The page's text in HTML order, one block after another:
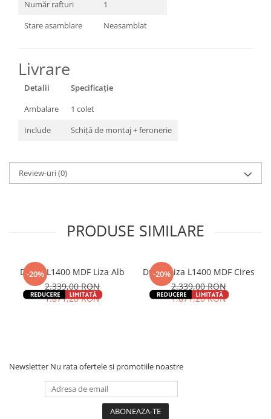
Număr rafturi
1
Stare asamblare
Neasamblat
Livrare
Detalii
Specificație
Ambalare
1 colet
Include
Schiță de montaj + feronerie
Review-uri(0)
PRODUSE SIMILARE
-20%
Dulap L1400 MDF Liza Alb
2.339,00 RON
1.871,20 RON
-20%
Dulap Liza L1400 MDF Cires
2.339,00 RON
1.871,20 RON
Newsletter Nu rata ofertele si promotiile noastre